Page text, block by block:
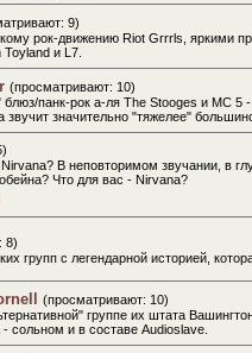
9)
рок-движению Riot Grrrls, яркими
и L7.
(просматривают: 10)
панк-рок а-ля The Stooges и МС 5
звучит значительно "тяжелее"
В неповторимом звучании, в
Что для вас - Nirvana?
8)
групп с легендарной историей,
(просматривают: 10)
группе их штата
сольном и в составе Audioslave.